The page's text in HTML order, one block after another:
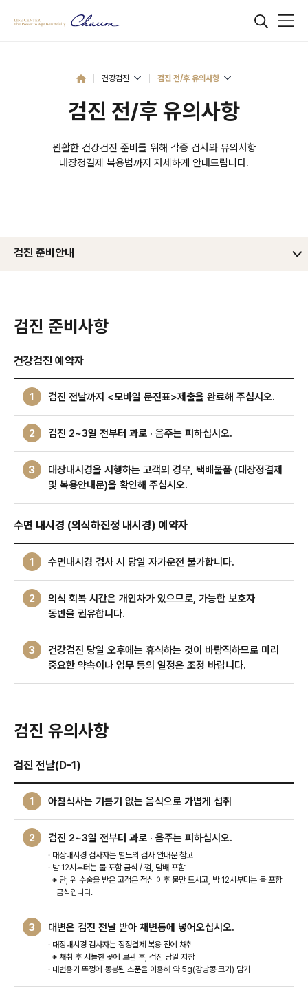
건강검진 검진 전/후 유의사항
검진 전/후 유의사항
원활한 건강검진 준비를 위해 각종 검사와 유의사항
대장정결제 복용법까지 자세하게 안내드립니다.
검진 준비안내
검진 준비사항
건강검진 예약자
1 검진 전날까지 <모바일 문진표>제출을 완료해 주십시오.
2 검진 2~3일 전부터 과로 · 음주는 피하십시오.
3
대장내시경을 시행하는 고객의 경우, 택배물품 (대장정결제
및 복용안내문)을 확인해 주십시오.
수면 내시경 (의식하진정 내시경) 예약자
1 수면내시경 검사 시 당일 자가운전 불가합니다.
2
의식 회복 시간은 개인차가 있으므로, 가능한 보호자
동반을 권유합니다.
3
건강검진 당일 오후에는 휴식하는 것이 바람직하므로 미리
중요한 약속이나 업무 등의 일정은 조정 바랍니다.
검진 유의사항
검진 전날(D-1)
1 아침식사는 기름기 없는 음식으로 가볍게 섭취
2 검진 2~3일 전부터 과로 · 음주는 피하십시오.
· 대장내시경 검사자는 별도의 검사 안내문 참고
· 밤 12시부터는 물 포함 금식 / 껌, 담배 포함
※ 단, 위 수술을 받은 고객은 점심 이후 물만 드시고, 밤 12시부터는 물 포함
금식입니다.
3 대변은 검진 전날 받아 채변통에 넣어오십시오.
· 대장내시경 검사자는 장정결제 복용 전에 채취
※ 채취 후 서늘한 곳에 보관 후, 검진 당일 지참
· 대변용기 뚜껑에 동봉된 스푼을 이용해 약 5g(강낭콩 크기) 담기